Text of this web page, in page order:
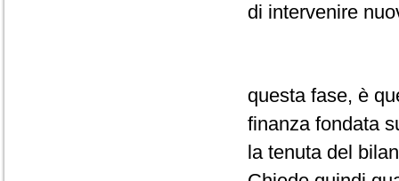
di intervenire
questa fase, è
finanza fondata
la tenuta del